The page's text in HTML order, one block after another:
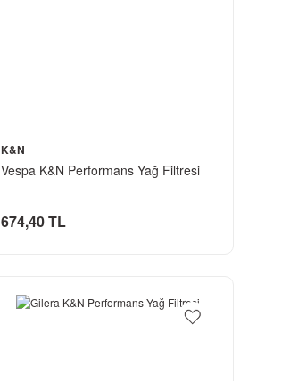
K&N
Vespa K&N Performans Yağ Filtresi
674,40 TL